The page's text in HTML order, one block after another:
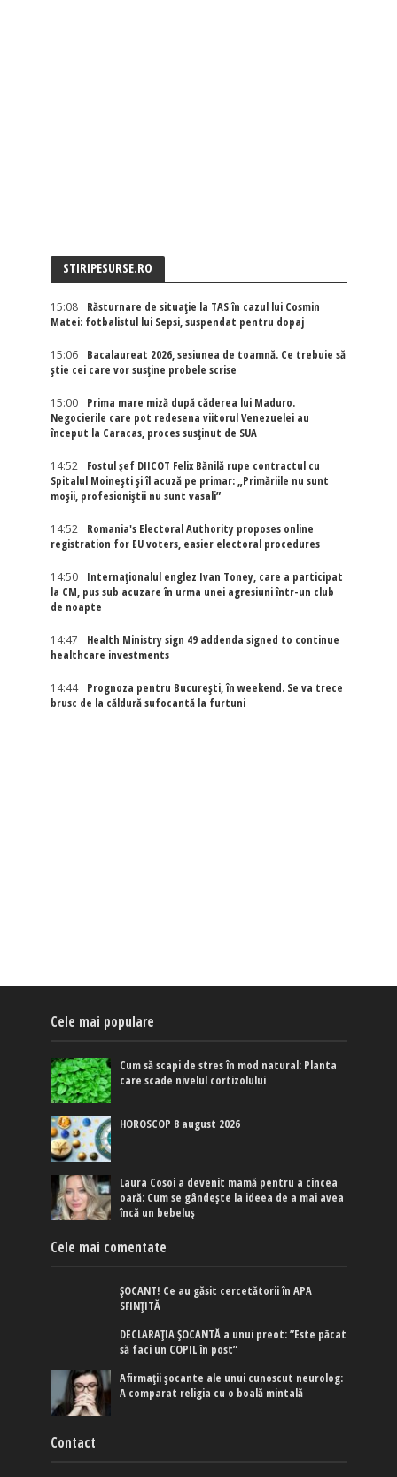
STIRIPESURSE.RO
15:08
Răsturnare de situație la TAS în cazul lui Cosmin
Matei: fotbalistul lui Sepsi, suspendat pentru dopaj
15:06
Bacalaureat 2026, sesiunea de toamnă. Ce trebuie să
știe cei care vor susține probele scrise
15:00
Prima mare miză după căderea lui Maduro.
Negocierile care pot redesena viitorul Venezuelei au
început la Caracas, proces susținut de SUA
14:52
Fostul șef DIICOT Felix Bănilă rupe contractul cu
Spitalul Moinești și îl acuză pe primar: „Primăriile nu sunt
moșii, profesioniștii nu sunt vasali”
14:52
Romania's Electoral Authority proposes online
registration for EU voters, easier electoral procedures
14:50
Internaţionalul englez Ivan Toney, care a participat
la CM, pus sub acuzare în urma unei agresiuni într-un club
de noapte
14:47
Health Ministry sign 49 addenda signed to continue
healthcare investments
14:44
Prognoza pentru București, în weekend. Se va trece
brusc de la căldură sufocantă la furtuni
Cele mai populare
Cum să scapi de stres în mod natural: Planta
care scade nivelul cortizolului
HOROSCOP 8 august 2026
Laura Cosoi a devenit mamă pentru a cincea
oară: Cum se gândește la ideea de a mai avea
încă un bebeluș
Cele mai comentate
ȘOCANT! Ce au găsit cercetătorii în APA
SFINȚITĂ
DECLARAȚIA ȘOCANTĂ a unui preot: ”Este păcat
să faci un COPIL în post”
Afirmaţii şocante ale unui cunoscut neurolog:
A comparat religia cu o boală mintală
Contact